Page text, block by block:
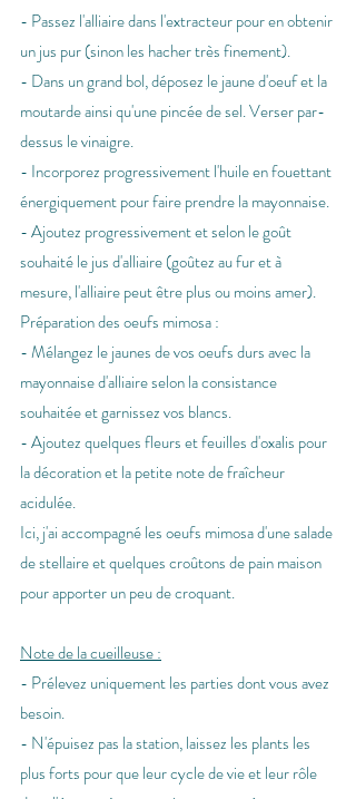
- Passez l'alliaire dans l'extracteur pour en obtenir
un jus pur (sinon les hacher très finement).
- Dans un grand bol, déposez le jaune d'oeuf et la
moutarde ainsi qu'une pincée de sel. Verser par-
dessus le vinaigre.
- Incorporez progressivement l'huile en fouettant
énergiquement pour faire prendre la mayonnaise.
- Ajoutez progressivement et selon le goût
souhaité le jus d'alliaire (goûtez au fur et à
mesure, l'alliaire peut être plus ou moins amer).
Préparation des oeufs mimosa :
- Mélangez le jaunes de vos oeufs durs avec la
mayonnaise d'alliaire selon la consistance
souhaitée et garnissez vos blancs.
- Ajoutez quelques fleurs et feuilles d'oxalis pour
la décoration et la petite note de fraîcheur
acidulée.
Ici, j'ai accompagné les oeufs mimosa d'une salade
de stellaire et quelques croûtons de pain maison
pour apporter un peu de croquant.
Note de la cueilleuse :
- Prélevez uniquement les parties dont vous avez
besoin.
- N'épuisez pas la station, laissez les plants les
plus forts pour que leur cycle de vie et leur rôle